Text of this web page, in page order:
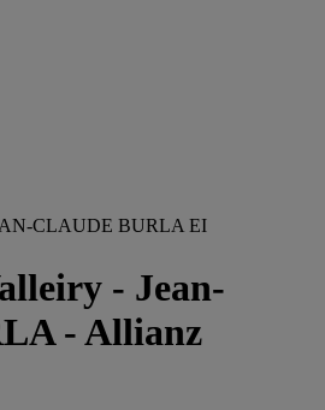
CLAUDE BURLA EI
- Jean-
- Allianz